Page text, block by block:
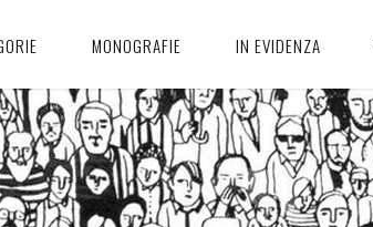
MONOGRAFIE IN EVIDENZA